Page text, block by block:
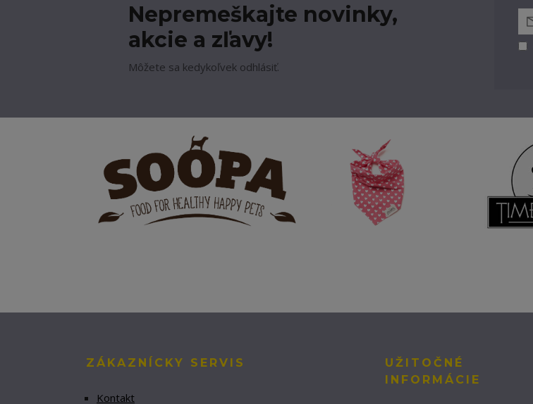
Nepremeškajte novinky,
akcie a zľavy!
Môžete sa kedykoľvek odhlásiť.
ZÁKAZNÍCKY SERVIS
Kontakt
UŽITOČNÉ
INFORMÁCIE